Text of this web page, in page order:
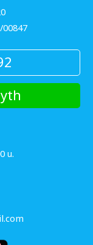
00847
น.